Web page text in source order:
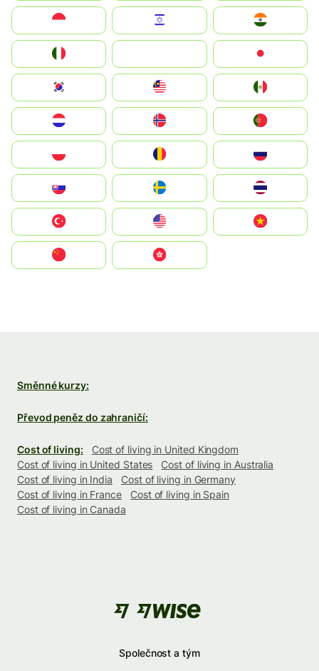
South Korea
United States
中國香港特別行政區
Směnné kurzy:
Převod peněz do zahraničí:
Cost of living:
Cost of living in United Kingdom
Cost of living in United States
Cost of living in Australia
Cost of living in India
Cost of living in Germany
Cost of living in France
Cost of living in Spain
Cost of living in Canada
Společnost a tým